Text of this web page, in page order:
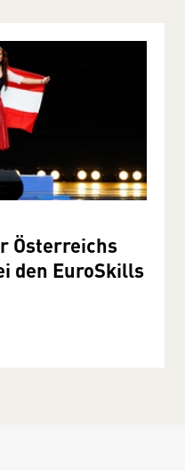
Österreichs
den EuroSkills